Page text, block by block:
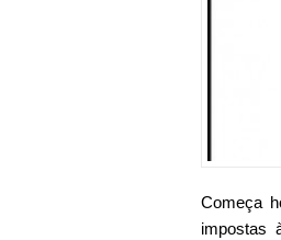
Começa
impostas